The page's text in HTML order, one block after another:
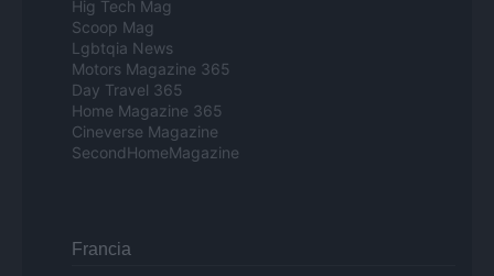
Hig Tech Mag
Scoop Mag
Lgbtqia News
Motors Magazine 365
Day Travel 365
Home Magazine 365
Cineverse Magazine
SecondHomeMagazine
Francia